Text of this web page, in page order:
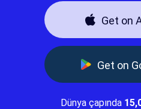
Get on
Get on
Dünya çapında